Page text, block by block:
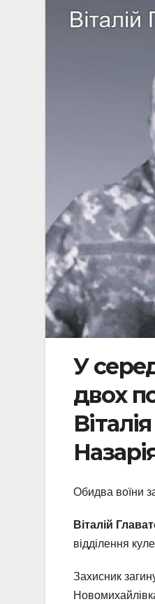
У
двох
Обидва воїни
Віталій
відділення
Захисник